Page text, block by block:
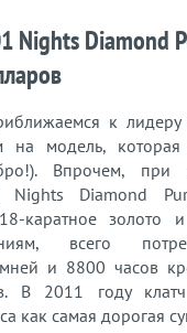
Nights Diamond
к лидеру
на модель, которая
Впрочем, при
Diamond
каратное золото
всего
и 8800 часов
В 2011 году
как самая дорогая